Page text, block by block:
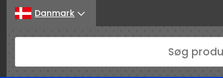
Danmark